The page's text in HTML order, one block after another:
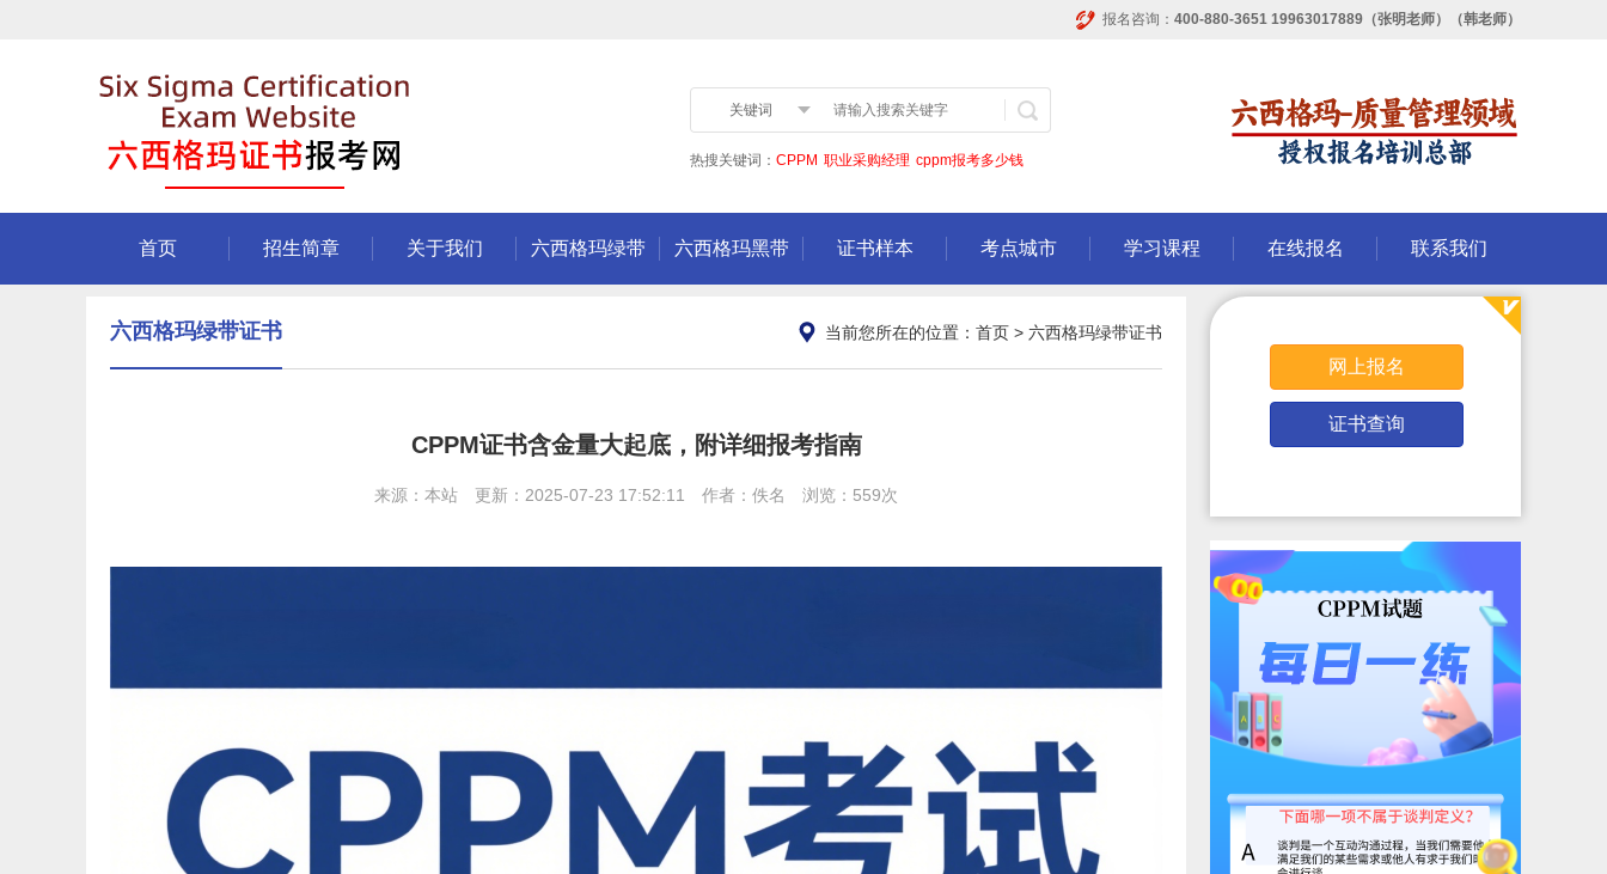
报名咨询： 400-880-3651 19963017889（张明老师）（韩老师）
关键词
热搜关键词： CPPM 职业采购经理 cppm报考多少钱
首页 招生简章 关于我们 六西格玛绿带 六西格玛黑带 证书样本 考点城市 学习课程 在线报名 联系我们
网上报名
证书查询
六西格玛绿带证书 当前您所在的位置： 首页 > 六西格玛绿带证书
CPPM证书含金量大起底，附详细报考指南
来源：本站 更新：2025-07-23 17:52:11 作者：佚名 浏览：559次